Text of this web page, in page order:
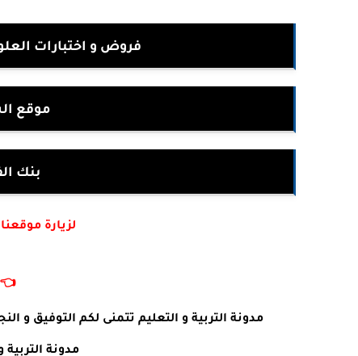
فروض و اختبارات
موقع
بنك
لزيارة
مدونة التربية و التعليم تتمنى لكم التوفيق
مدونة